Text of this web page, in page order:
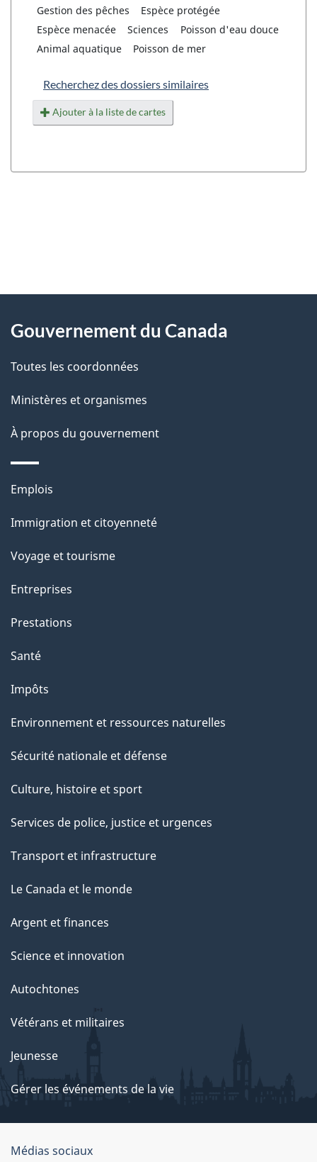
Gestion des pêches
Espèce protégée
Espèce menacée
Sciences
Poisson d'eau douce
Animal aquatique
Poisson de mer
Recherchez des dossiers similaires
Ajouter à la liste de cartes
D
t
a
l
s
l
a
a
g
"
propos
ce
site
Gouvernement du Canada
Toutes les coordonnées
Ministères et organismes
À propos du gouvernement
Thèmes
sujets
Emplois
Immigration et citoyenneté
Voyage et tourisme
Entreprises
Prestations
Santé
Impôts
Environnement et ressources naturelles
Sécurité nationale et défense
Culture, histoire et sport
Services de police, justice et urgences
Transport et infrastructure
Le Canada et le monde
Argent et finances
Science et innovation
Autochtones
Vétérans et militaires
Jeunesse
Gérer les événements de la vie
Organisation
Médias sociaux